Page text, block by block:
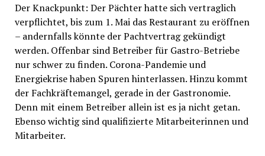
Der Knackpunkt: Der Pächter hatte sich vertraglich
verpflichtet, bis zum 1. Mai das Restaurant zu eröffnen
– andernfalls könnte der Pachtvertrag gekündigt
werden. Offenbar sind Betreiber für Gastro-Betriebe
nur schwer zu finden. Corona-Pandemie und
Energiekrise haben Spuren hinterlassen. Hinzu kommt
der Fachkräftemangel, gerade in der Gastronomie.
Denn mit einem Betreiber allein ist es ja nicht getan.
Ebenso wichtig sind qualifizierte Mitarbeiterinnen und
Mitarbeiter.